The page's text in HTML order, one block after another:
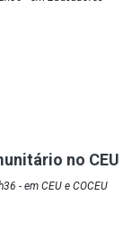
no
- em CEU e COCEU